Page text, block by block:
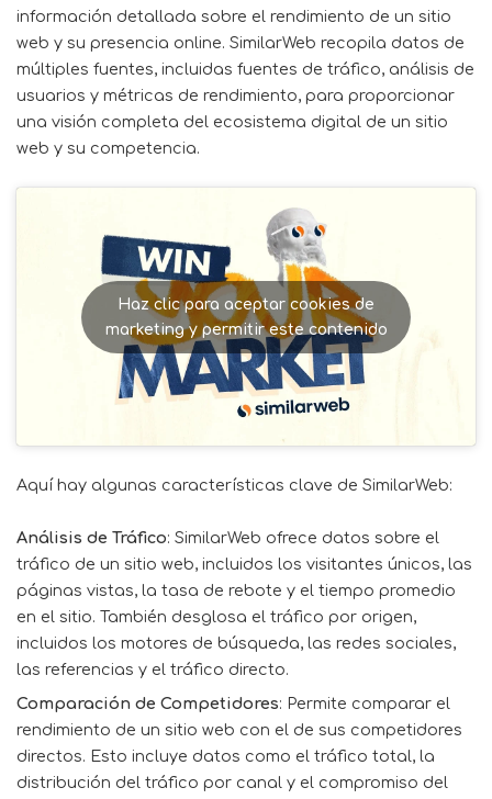
información detallada sobre el rendimiento de un sitio
web y su presencia online. SimilarWeb recopila datos de
múltiples fuentes, incluidas fuentes de tráfico, análisis de
usuarios y métricas de rendimiento, para proporcionar
una visión completa del ecosistema digital de un sitio
web y su competencia.
Haz clic para aceptar cookies de
marketing y permitir este contenido
Aquí hay algunas características clave de SimilarWeb:
Análisis de Tráfico: SimilarWeb ofrece datos sobre el
tráfico de un sitio web, incluidos los visitantes únicos, las
páginas vistas, la tasa de rebote y el tiempo promedio
en el sitio. También desglosa el tráfico por origen,
incluidos los motores de búsqueda, las redes sociales,
las referencias y el tráfico directo.
Comparación de Competidores: Permite comparar el
rendimiento de un sitio web con el de sus competidores
directos. Esto incluye datos como el tráfico total, la
distribución del tráfico por canal y el compromiso del